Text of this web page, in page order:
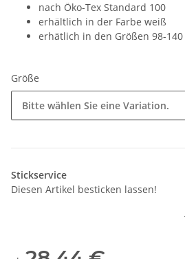
nach Öko-Tex Standard 100
erhältlich in der Farbe weiß
erhätlich in den Größen 98-140
Größe
Bitte wählen Sie eine Variation.
Stickservice
Diesen Artikel besticken lassen!